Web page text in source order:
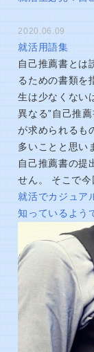
2020.06.09
就活用語集
自己推薦書とは
るための書類を
生は少なくない
異なる”自己推
が求められるも
多いことと思い
自己推薦書の提
せん。 そこで
就活でカジュア
知っているよう